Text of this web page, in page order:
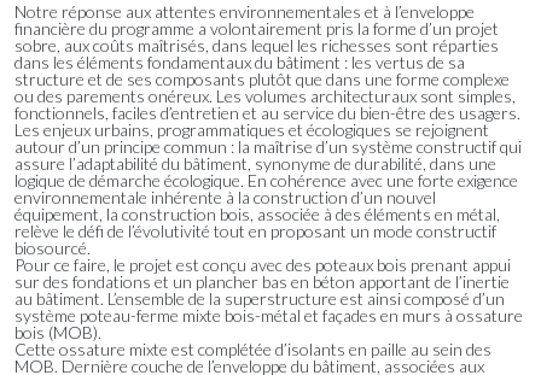
Notre réponse aux attentes environnementales et à l’enveloppe
financière du programme a volontairement pris la forme d’un projet
sobre, aux coûts maîtrisés, dans lequel les richesses sont réparties
dans les éléments fondamentaux du bâtiment : les vertus de sa
structure et de ses composants plutôt que dans une forme complexe
ou des parements onéreux. Les volumes architecturaux sont simples,
fonctionnels, faciles d’entretien et au service du bien-être des usagers.
Les enjeux urbains, programmatiques et écologiques se rejoignent
autour d’un principe commun : la maîtrise d’un système constructif qui
assure l’adaptabilité du bâtiment, synonyme de durabilité, dans une
logique de démarche écologique. En cohérence avec une forte exigence
environnementale inhérente à la construction d’un nouvel
équipement, la construction bois, associée à des éléments en métal,
relève le défi de l’évolutivité tout en proposant un mode constructif
biosourcé.
Pour ce faire, le projet est conçu avec des poteaux bois prenant appui
sur des fondations et un plancher bas en béton apportant de l’inertie
au bâtiment. L’ensemble de la superstructure est ainsi composé d’un
système poteau-ferme mixte bois-métal et façades en murs à ossature
bois (MOB).
Cette ossature mixte est complétée d’isolants en paille au sein des
MOB. Dernière couche de l’enveloppe du bâtiment, associées aux